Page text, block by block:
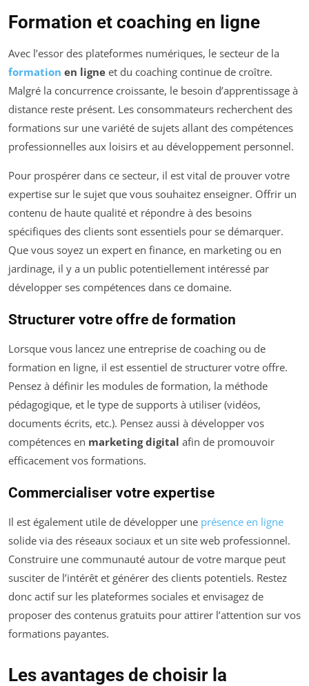
Formation et coaching en ligne
Avec l’essor des plateformes numériques, le secteur de la
formation en ligne et du coaching continue de croître.
Malgré la concurrence croissante, le besoin d’apprentissage à
distance reste présent. Les consommateurs recherchent des
formations sur une variété de sujets allant des compétences
professionnelles aux loisirs et au développement personnel.
Pour prospérer dans ce secteur, il est vital de prouver votre
expertise sur le sujet que vous souhaitez enseigner. Offrir un
contenu de haute qualité et répondre à des besoins
spécifiques des clients sont essentiels pour se démarquer.
Que vous soyez un expert en finance, en marketing ou en
jardinage, il y a un public potentiellement intéressé par
développer ses compétences dans ce domaine.
Structurer votre offre de formation
Lorsque vous lancez une entreprise de coaching ou de
formation en ligne, il est essentiel de structurer votre offre.
Pensez à définir les modules de formation, la méthode
pédagogique, et le type de supports à utiliser (vidéos,
documents écrits, etc.). Pensez aussi à développer vos
compétences en marketing digital afin de promouvoir
efficacement vos formations.
Commercialiser votre expertise
Il est également utile de développer une présence en ligne
solide via des réseaux sociaux et un site web professionnel.
Construire une communauté autour de votre marque peut
susciter de l’intérêt et générer des clients potentiels. Restez
donc actif sur les plateformes sociales et envisagez de
proposer des contenus gratuits pour attirer l’attention sur vos
formations payantes.
Les avantages de choisir la